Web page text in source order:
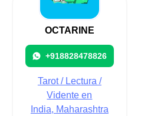
OCTARINE
+918828478826
Tarot / Lectura /
Vidente en
India, Maharashtra